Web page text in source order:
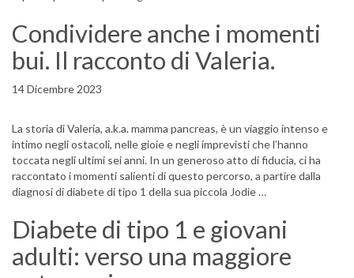
Condividere anche i momenti
bui. Il racconto di Valeria.
14 Dicembre 2023
La storia di Valeria, a.k.a. mamma pancreas, è un viaggio intenso e
intimo negli ostacoli, nelle gioie e negli imprevisti che l’hanno
toccata negli ultimi sei anni. In un generoso atto di fiducia, ci ha
raccontato i momenti salienti di questo percorso, a partire dalla
diagnosi di diabete di tipo 1 della sua piccola Jodie …
Diabete di tipo 1 e giovani
adulti: verso una maggiore